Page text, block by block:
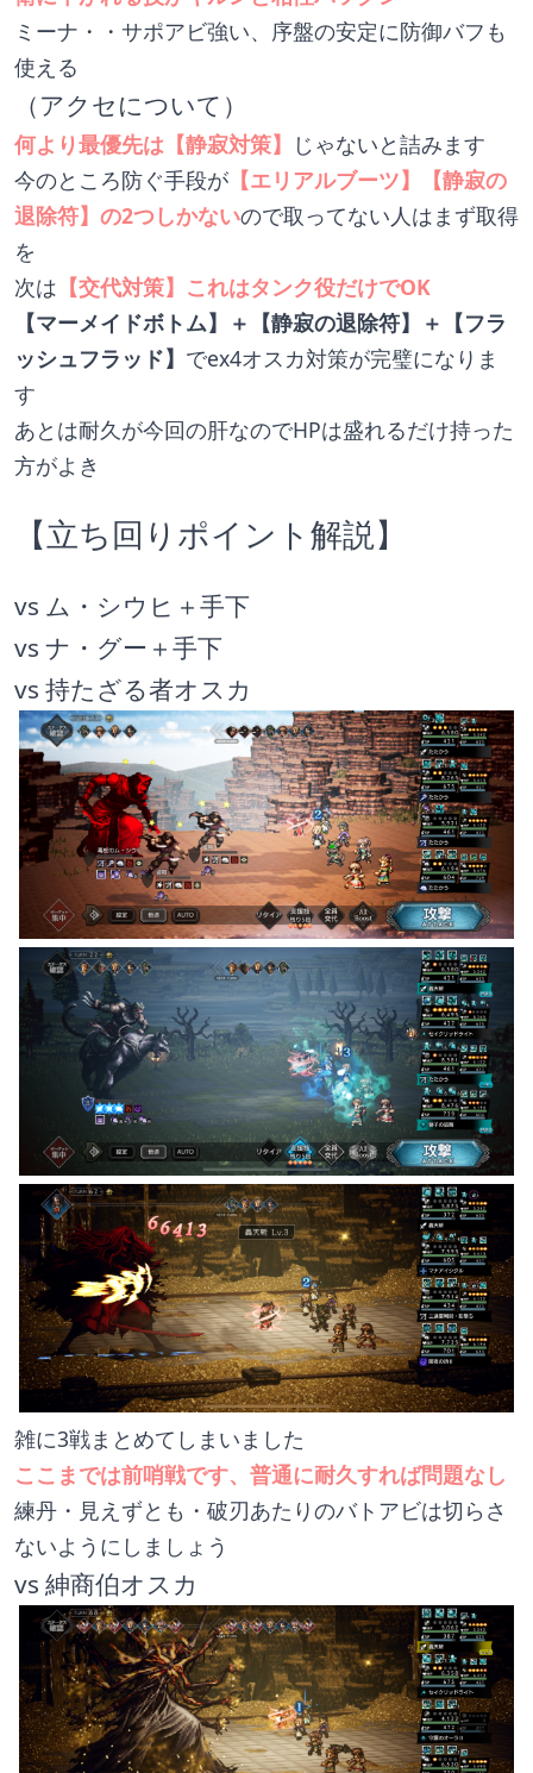
ミーナ・・サポアビ強い、序盤の安定に防御バフも
使える
（アクセについて）
何より最優先は【静寂対策】
じゃないと詰みます
今のところ防ぐ手段が 【エリアルブーツ】【静寂の
退除符】の2つしかないので取ってない人はまず取得
を
次は 【交代対策】これはタンク役だけでOK
【マーメイドボトム】＋【静寂の退除符】＋【フラ
ッシュフラッド】 でex4オスカ対策が完璧になりま
す
あとは耐久が今回の肝なのでHPは盛れるだけ持った
方がよき
【立ち回りポイント解説】
vs ム・シウヒ＋手下
vs ナ・グー＋手下
vs 持たざる者オスカ
雑に3戦まとめてしまいました
ここまでは前哨戦です、普通に耐久すれば問題なし
練丹・見えずとも・破刃あたりのバトアビは切らさ
ないようにしましょう
vs 紳商伯オスカ